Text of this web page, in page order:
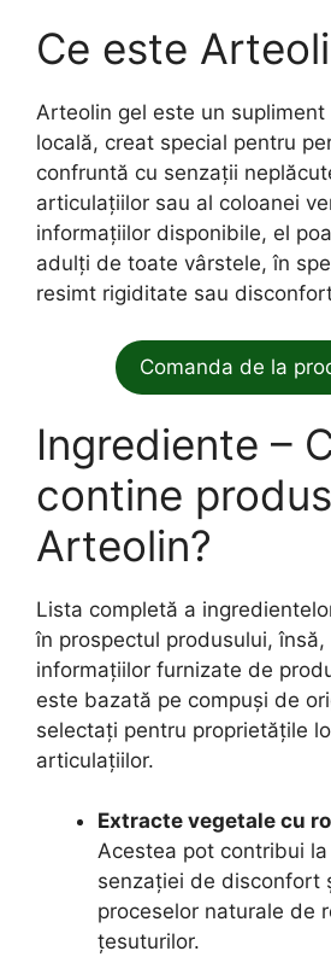
Ce este
Arteolin gel este un supliment
locală, creat special pentru
confruntă cu senzații
articulațiilor sau al coloanei
informațiilor disponibile, el
adulți de toate vârstele, în
resimt rigiditate sau
Comanda de la
Ingrediente –
contine
Arteolin?
Lista completă a
în prospectul produsului,
informațiilor furnizate de
este bazată pe compuși de
selectați pentru proprietățile
articulațiilor.
Extracte vegetale cu
Acestea pot contribui
senzației de disconfort
proceselor naturale de
țesuturilor.